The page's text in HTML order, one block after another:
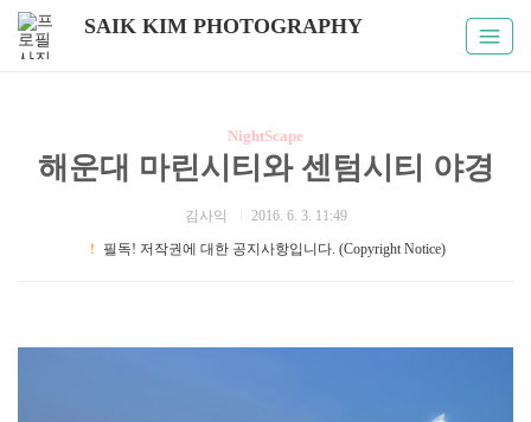
SAIK KIM PHOTOGRAPHY
NightScape
해운대 마린시티와 센텀시티 야경
김사익
2016. 6. 3. 11:49
！
필독! 저작권에 대한 공지사항입니다. (Copyright Notice)